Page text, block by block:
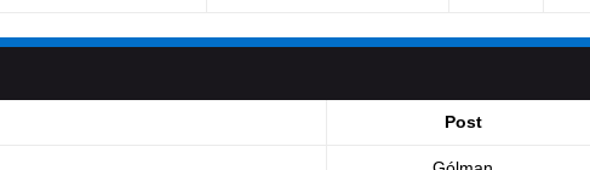
Post